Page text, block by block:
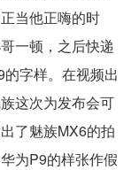
当他正嗨的时
一顿，之后快递
的字样。在视频出
这次为发布会可
了魅族MX6的拍
为P9的样张作假